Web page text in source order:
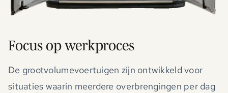
Focus op werkproces
De grootvolumevoertuigen zijn ontwikkeld voor
situaties waarin meerdere overbrengingen per dag